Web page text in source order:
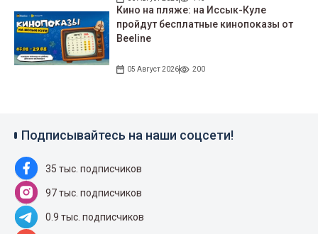
Кино на пляже: на Иссык-Куле
пройдут беcплатные кинопоказы от
Beeline
05 Август 2026 200
Подписывайтесь на наши соцсети!
35 тыс. подписчиков
97 тыс. подписчиков
0.9 тыс. подписчиков